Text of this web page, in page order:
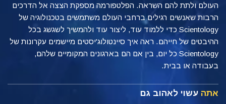
העולם ולתת להם השראה. הפלטפורמה מספקת הצצה אל הדרכים
הרבות שאנשים רגילים ברחבי העולם משתמשים בטכנולוגיה של
Scientology כדי ללמוד עוד, ליצור עוד ולהמשיך לשגשג בכל
ההיבטים של חייהם. ראה איך סיינטולוג'יסטים מיישמים עקרונות של
Scientology כל יום, בין אם הם בארגונים המקומיים שלהם,
בעבודה או בבית.
אתה עשוי לאהוב גם